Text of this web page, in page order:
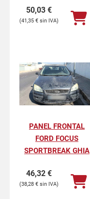
50,03 €
41,35 €
PANEL FRONTAL
FORD FOCUS
SPORTBREAK GHIA
46,32 €
38,28 €